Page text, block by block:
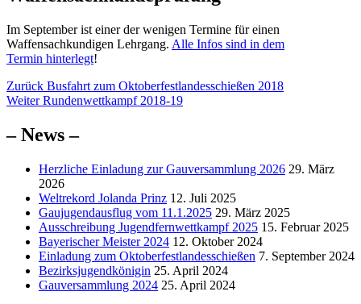
Im September ist einer der wenigen Termine für einen
Waffensachkundigen Lehrgang. Alle Infos sind in dem
Termin hinterlegt!
Beitragsnavigation
Zurück Vorheriger
Beitrag:
Busfahrt zum Oktoberfestlandesschießen 2018
Weiter Nächster
Rundenwettkampf 2018-19
– News –
Herzliche Einladung zur Gauversammlung 2026 29. März
2026
Weltrekord Jolanda Prinz 12. Juli 2025
Gaujugendausflug vom 11.1.2025 29. März 2025
Ausschreibung Jugendfernwettkampf 2025 15. Februar 2025
Bayerischer Meister 2024 12. Oktober 2024
Einladung zum Oktoberfestlandesschießen 7. September 2024
Bezirksjugendkönigin 25. April 2024
Gauversammlung 2024 25. April 2024